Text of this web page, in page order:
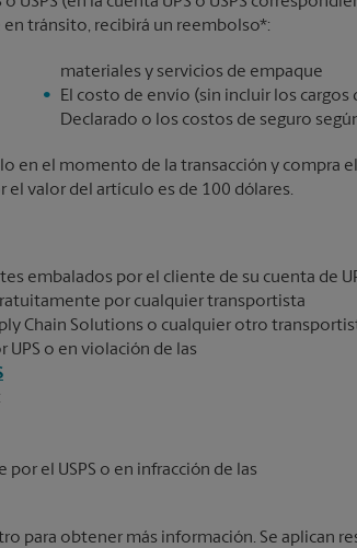
tránsito, recibirá un reembolso*:
materiales y servicios de empaque
El costo de envío (sin incluir los cargos
Declarado o los costos de seguro
en el momento de la transacción y compra
valor del artículo es de 100 dólares.
embalados por el cliente de su cuenta de
por cualquier transportista
Chain Solutions o cualquier otro
o en violación de las
el USPS o en infracción de las
para obtener más información. Se aplican